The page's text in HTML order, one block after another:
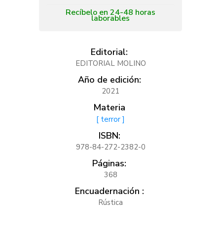
Recíbelo en 24-48 horas
laborables
Editorial:
EDITORIAL MOLINO
Año de edición:
2021
Materia
[ terror ]
ISBN:
978-84-272-2382-0
Páginas:
368
Encuadernación :
Rústica